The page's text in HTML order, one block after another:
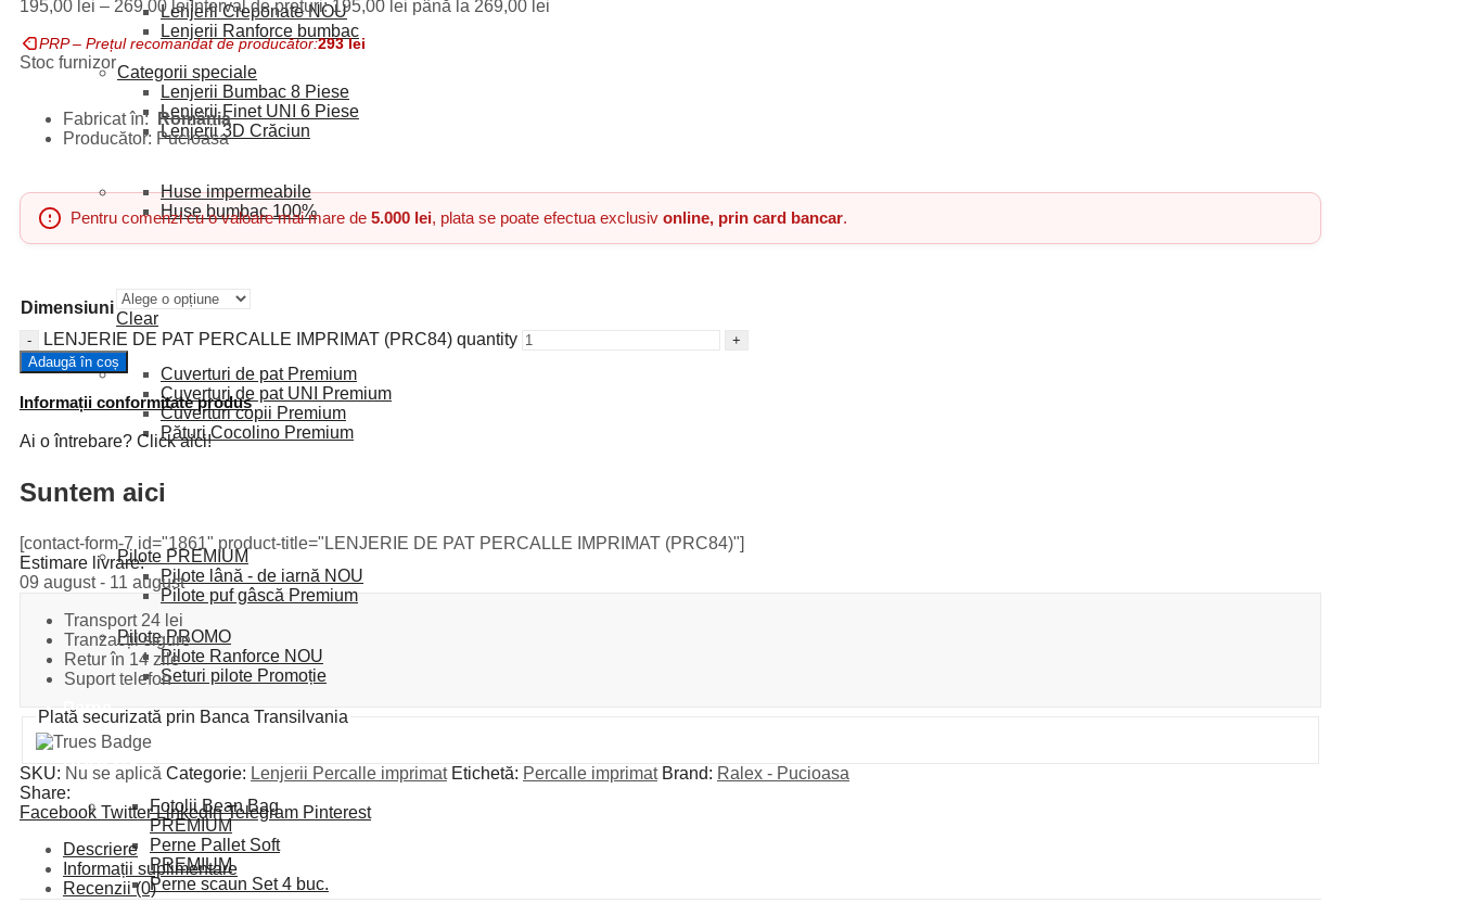
Lenjerii CreponateNOU
Lenjerii Ranforce bumbac
Categorii speciale
Lenjerii Bumbac 8 Piese
Lenjerii Finet UNI 6 Piese
Lenjerii 3D Crăciun
Huse impermeabile
Huse bumbac100%
Cuverturi
Cuverturi de pat Premium
Cuverturi de pat UNI
Premium
Cuverturi copii Premium
Pături Cocolino Premium
Pilote PREMIUM
Pilote lână - de iarnă NOU
Pilote puf gâscă Premium
Pilote PROMO
Pilote Ranforce NOU
Seturi pilote Promoție
Perne
Prosoape
Halate
HORECA
Terasă & Grădină
Fotolii Bean Bag
PREMIUM
Perne Pallet Soft
PREMIUM
Perne scaun Set 4 buc.
195,00 lei – 269,00leiInterval de prețuri: 195,00 lei până la 269,00 lei
PRP – Prețul recomandat de producător:293lei
Stoc furnizor
Fabricat în:
România
Producător: Pucioasa
Pentru comenzi cu o valoare mai mare de 5.000 lei, plata se poate efectua exclusiv online, prin card bancar.
Dimensiuni
Clear
LENJERIE DE PAT PERCALLE IMPRIMAT (PRC84) quantity
Adaugă în coș
Informații conformitate produs
Ai o întrebare? Click aici!
Suntem aici
[contact-form-7 id="1861" product-title="LENJERIE DE PAT PERCALLE IMPRIMAT (PRC84)"]
Estimare livrare:
09 august - 11 august
Transport 24 lei
Tranzacții sigure
Retur în 14 zile
Suport telefon
Plată securizată prin Banca Transilvania
SKU: Nu se aplică Categorie: Lenjerii Percalle imprimat Etichetă: Percalle imprimat Brand: Ralex - Pucioasa
Share:
Facebook Twitter LinkedIn Telegram Pinterest
Descriere
Informații suplimentare
Recenzii (0)